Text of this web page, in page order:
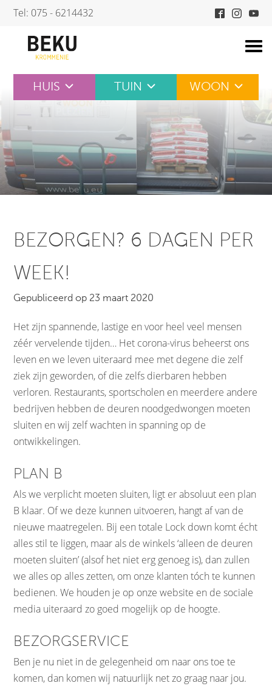
Skip
content
Tel: 075 - 6214432
HUIS TUIN WOON
BEZORGEN? 6 DAGEN PER
WEEK!
Gepubliceerd op 23 maart 2020
Het zijn spannende, lastige en voor heel veel mensen
zéér vervelende tijden… Het corona-virus beheerst ons
leven en we leven uiteraard mee met degene die zelf
ziek zijn geworden, of die zelfs dierbaren hebben
verloren. Restaurants, sportscholen en meerdere andere
bedrijven hebben de deuren noodgedwongen moeten
sluiten en wij zelf wachten in spanning op de
ontwikkelingen.
PLAN B
Als we verplicht moeten sluiten, ligt er absoluut een plan
B klaar. Of we deze kunnen uitvoeren, hangt af van de
nieuwe maatregelen. Bij een totale Lock down komt écht
alles stil te liggen, maar als de winkels ‘alleen de deuren
moeten sluiten’ (alsof het niet erg genoeg is), dan zullen
we alles op alles zetten, om onze klanten tóch te kunnen
bedienen. We houden je op onze website en de sociale
media uiteraard zo goed mogelijk op de hoogte.
BEZORGSERVICE
Ben je nu niet in de gelegenheid om naar ons toe te
komen, dan komen wij natuurlijk net zo graag naar jou.